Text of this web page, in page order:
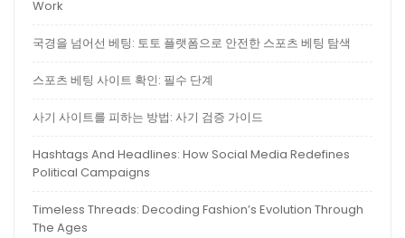
Work
국경을 넘어선 베팅: 토토 플랫폼으로 안전한 스포츠 베팅 탐색
스포츠 베팅 사이트 확인: 필수 단계
사기 사이트를 피하는 방법: 사기 검증 가이드
Hashtags And Headlines: How Social Media Redefines
Political Campaigns
Timeless Threads: Decoding Fashion’s Evolution Through
The Ages